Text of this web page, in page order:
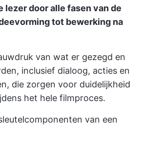
lezer door alle fasen van de
tot bewerking na
van wat er gezegd en
inclusief dialoog, acties en
die zorgen voor duidelijkheid
het hele filmproces.
van een